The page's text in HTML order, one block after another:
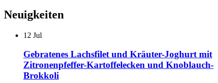
Neuigkeiten
12 Jul
Gebratenes Lachsfilet und Kräuter-Joghurt mit
Zitronenpfeffer-Kartoffelecken und Knoblauch-
Brokkoli